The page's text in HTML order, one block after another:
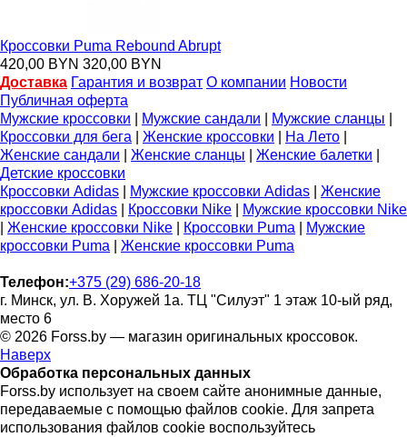
Кроссовки Puma Rebound Abrupt
420,00 BYN 320,00 BYN
Доставка Гарантия и возврат О компании Новости
Публичная оферта
Мужские кроссовки
Мужские сандали Мужские сланцы
Кроссовки для бега
Женские кроссовки На Лето
Женские сандали
Женские сланцы Женские балетки
Детские кроссовки
Кроссовки Adidas
Мужские кроссовки Adidas
Женские
кроссовки Adidas
Кроссовки Nike
Мужские кроссовки Nike
Женские кроссовки Nike Кроссовки Puma
Мужские
кроссовки Puma
Женские кроссовки Puma
Телефон:+375 (29) 686-20-18
г. Минск, ул. В. Хоружей 1а. ТЦ "Силуэт" 1 этаж 10-ый ряд,
место 6
© 2026 Forss.by — магазин оригинальных кроссовок.
Наверх
Обработка персональных данных
Forss.by использует на своем сайте анонимные данные,
передаваемые с помощью файлов cookie. Для запрета
использования файлов cookie воспользуйтесь